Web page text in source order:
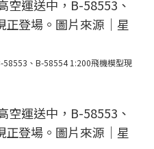
58553、B-58554 1:200飛機模型現